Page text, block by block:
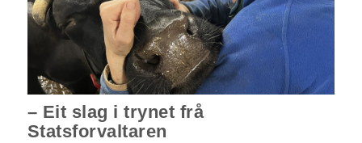
– Eit slag i trynet frå
Statsforvaltaren